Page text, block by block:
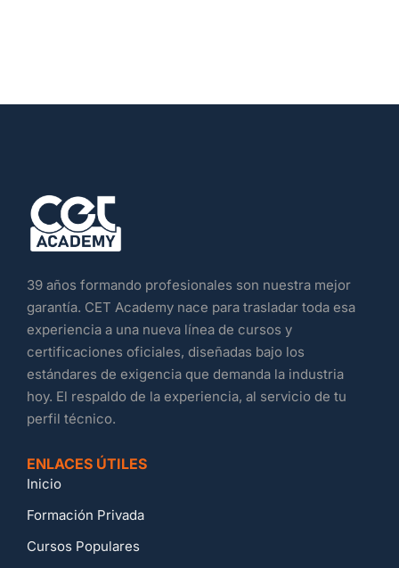
39 años formando profesionales son nuestra mejor
garantía. CET Academy nace para trasladar toda esa
experiencia a una nueva línea de cursos y
certificaciones oficiales, diseñadas bajo los
estándares de exigencia que demanda la industria
hoy. El respaldo de la experiencia, al servicio de tu
perfil técnico.
ENLACES ÚTILES
Inicio
Formación Privada
Cursos Populares